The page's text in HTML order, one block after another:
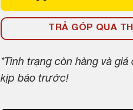
TRẢ GÓP QUA
*Tình trạng còn hàng và
kịp báo trước!